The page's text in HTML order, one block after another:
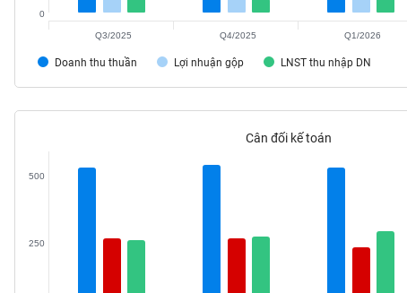
Doanh thu thuần Lợi nhuận gộp LNST thu nhập DN
0
Q3/2025 Q4/2025 Q1/2026
Cân đối kế toán
250
500
NGHIỆP
TIÊU